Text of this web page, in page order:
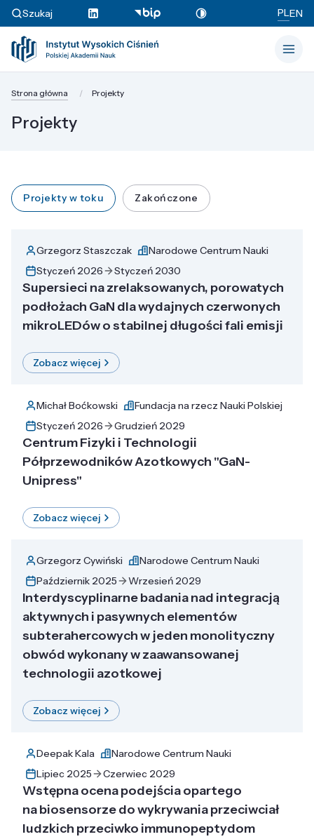
Szukaj PLEN
Strona główna Projekty
Projekty
Projekty w toku Zakończone
Supersieci na zrelaksowanych, porowatych
podłożach GaN dla wydajnych czerwonych
mikroLEDów o stabilnej długości fali emisji
Zobacz więcej
Grzegorz Staszczak
Narodowe Centrum Nauki
Styczeń 2026
Styczeń 2030
Centrum Fizyki i Technologii
Półprzewodników Azotkowych "GaN-
Unipress"
Zobacz więcej
Michał Boćkowski
Fundacja na rzecz Nauki Polskiej
Styczeń 2026
Grudzień 2029
Interdyscyplinarne badania nad integracją
aktywnych i pasywnych elementów
subterahercowych w jeden monolityczny
obwód wykonany w zaawansowanej
technologii azotkowej
Zobacz więcej
Grzegorz Cywiński
Narodowe Centrum Nauki
Październik 2025
Wrzesień 2029
Wstępna ocena podejścia opartego
na biosensorze do wykrywania przeciwciał
ludzkich przeciwko immunopeptydom
Deepak Kala
Narodowe Centrum Nauki
Lipiec 2025
Czerwiec 2029